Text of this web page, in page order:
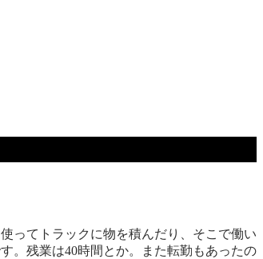
ってトラックに物を積んだり、そこで働い
。残業は40時間とか。また転勤もあったの